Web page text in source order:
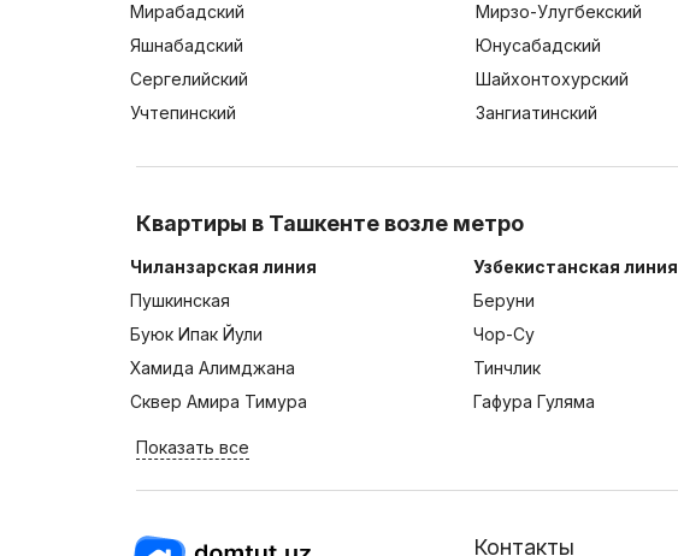
Мирабадский
Мирзо-Улугбекский
Яшнабадский
Юнусабадский
Сергелийский
Шайхонтохурский
Учтепинский
Зангиатинский
Квартиры в Ташкенте возле метро
Чиланзарская линия
Пушкинская
Буюк Ипак Йули
Хамида Алимджана
Сквер Амира Тимура
Узбекистанская линия
Беруни
Чор-Су
Тинчлик
Гафура Гуляма
Показать все
Контакты